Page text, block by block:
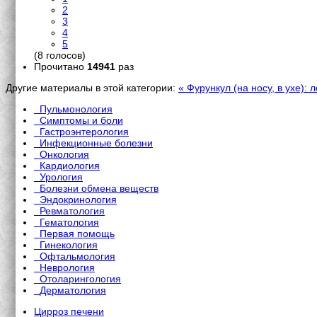
2
3
4
5
(8 голосов)
Прочитано 14941 раз
Другие материалы в этой категории: « Фурункул (на носу, в ухе):
Пульмонология
Симптомы и боли
Гастроэнтерология
Инфекционные болезни
Онкология
Кардиология
Урология
Болезни обмена веществ
Эндокринология
Ревматология
Гематология
Первая помощь
Гинекология
Офтальмология
Неврология
Отоларингология
Дерматология
Цирроз печени